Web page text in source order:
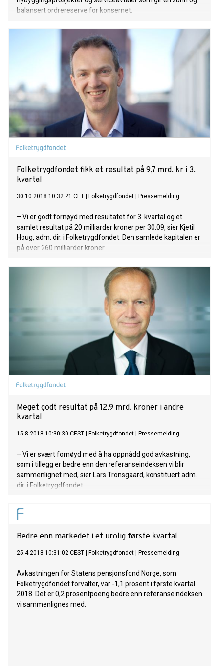
balansert ordrereserve for konsernet.
Folketrygdfondet fikk et resultat på 9,7 mrd. kr i 3.
kvartal
30.10.2018 10:32:21 CET Folketrygdfondet Pressemelding
– Vi er godt fornøyd med resultatet for 3. kvartal og et
samlet resultat på 20 milliarder kroner per 30.09, sier Kjetil
Houg, adm. dir. i Folketrygdfondet. Den samlede kapitalen er
på over 260 milliarder kroner.
Meget godt resultat på 12,9 mrd. kroner i andre
kvartal
15.8.2018 10:30:30 CEST Folketrygdfondet Pressemelding
– Vi er svært fornøyd med å ha oppnådd god avkastning,
som i tillegg er bedre enn den referanseindeksen vi blir
sammenlignet med, sier Lars Tronsgaard, konstituert adm.
dir. i Folketrygdfondet.
Bedre enn markedet i et urolig første kvartal
25.4.2018 10:31:02 CEST Folketrygdfondet Pressemelding
Avkastningen for Statens pensjonsfond Norge, som
Folketrygdfondet forvalter, var -1,1 prosent i første kvartal
2018. Det er 0,2 prosentpoeng bedre enn referanseindeksen
vi sammenlignes med.